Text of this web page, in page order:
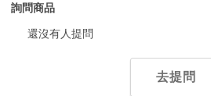
詢問商品
還沒有人提問
去提問